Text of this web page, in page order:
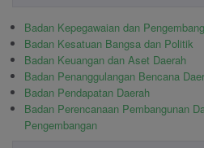
Badan Kepegawaian dan
Badan Kesatuan Bangsa dan Politik
Badan Keuangan dan Aset Daerah
Badan Penanggulangan Bencana
Badan Pendapatan Daerah
Badan Perencanaan Pembangunan
Pengembangan